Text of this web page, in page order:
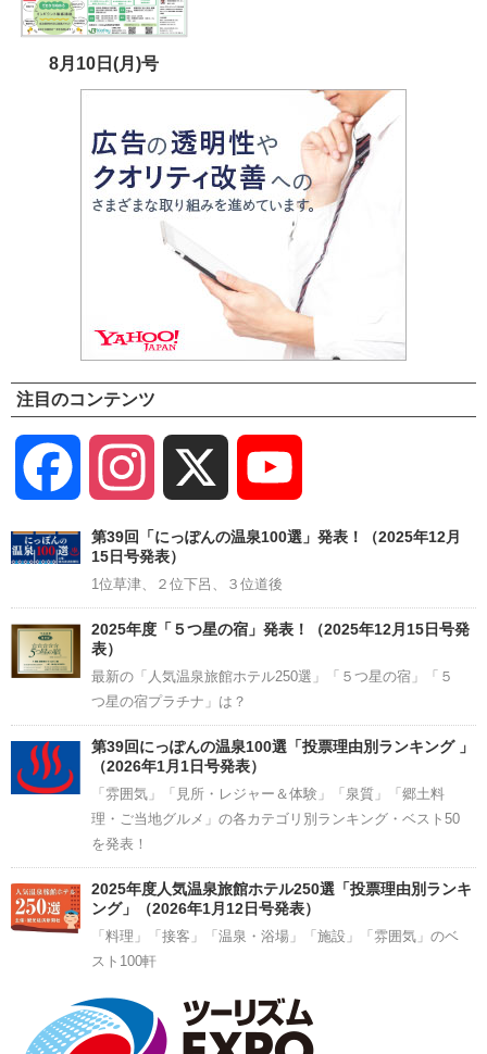
8月10日(月)号
注目のコンテンツ
Facebook Instagram
Channel
第39回「にっぽんの温泉100選」発表！（2025年12月
15日号発表）
1位草津、２位下呂、３位道後
2025年度「５つ星の宿」発表！（2025年12月15日号発
表）
最新の「人気温泉旅館ホテル250選」「５つ星の宿」「５
つ星の宿プラチナ」は？
第39回にっぽんの温泉100選「投票理由別ランキング 」
（2026年1月1日号発表）
「雰囲気」「見所・レジャー＆体験」「泉質」「郷土料
理・ご当地グルメ」の各カテゴリ別ランキング・ベスト50
を発表！
2025年度人気温泉旅館ホテル250選「投票理由別ランキ
ング」（2026年1月12日号発表）
「料理」「接客」「温泉・浴場」「施設」「雰囲気」のベ
スト100軒